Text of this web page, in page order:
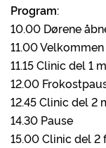
Program:
10.00 Dørene
11.00
11.15 Clinic del 1
12.00
12.45 Clinic del
14.30 Pause
15.00 Clinic del 2